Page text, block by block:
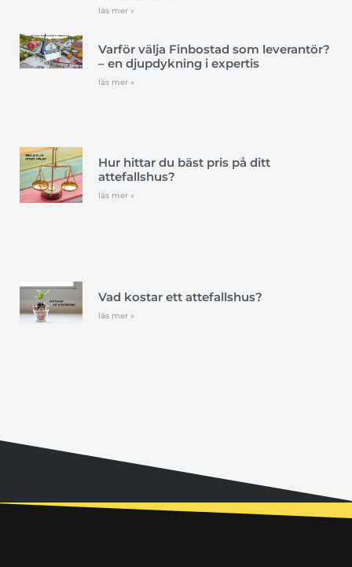
läs mer »
Varför välja Finbostad som leverantör?
– en djupdykning i expertis
läs mer »
Hur hittar du bäst pris på ditt
attefallshus?
läs mer »
Vad kostar ett attefallshus?
läs mer »